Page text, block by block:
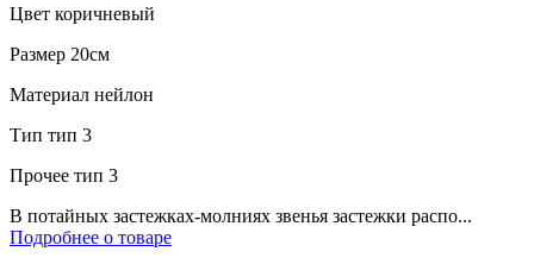
Цвет коричневый
Размер 20см
Материал нейлон
Тип тип 3
Прочее тип 3
В потайных застежках-молниях звенья застежки распо...
Подробнее о товаре